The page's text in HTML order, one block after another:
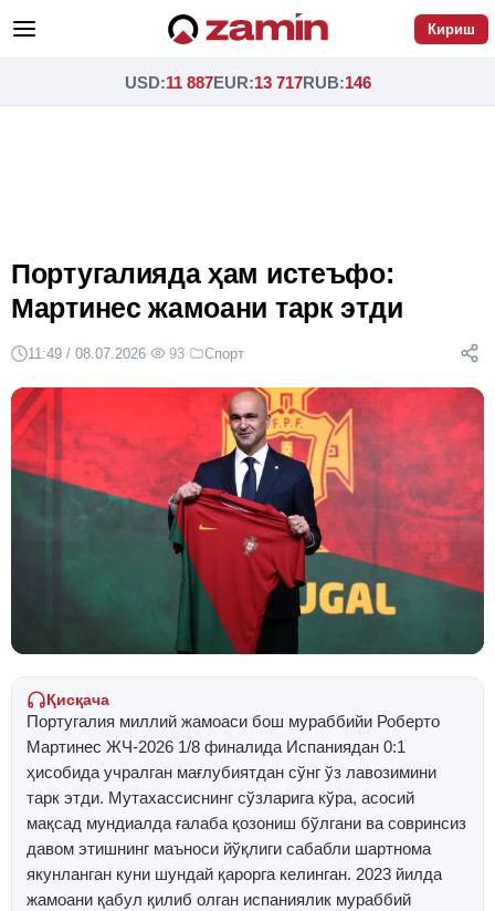
Кириш
USD:11 887EUR:13 717RUB:146
Португалияда ҳам истеъфо:
Мартинес жамоани тарк этди
11:49 / 08.07.2026· 93· Спорт
Қисқача
Португалия миллий жамоаси бош мураббийи Роберто
Мартинес ЖЧ-2026 1/8 финалида Испаниядан 0:1
ҳисобида учралган мағлубиятдан сўнг ўз лавозимини
тарк этди. Мутахассиснинг сўзларига кўра, асосий
мақсад мундиалда ғалаба қозониш бўлгани ва совринсиз
давом этишнинг маъноси йўқлиги сабабли шартнома
якунланган куни шундай қарорга келинган. 2023 йилда
жамоани қабул қилиб олган испаниялик мураббий